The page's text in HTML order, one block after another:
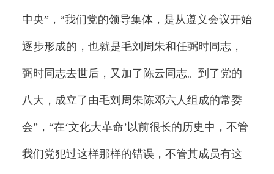
中央”，“我们党的领导集体，是从遵义会议开始
逐步形成的，也就是毛刘周朱和任弼时同志，
弼时同志去世后，又加了陈云同志。到了党的
八大，成立了由毛刘周朱陈邓六人组成的常委
会”，“在‘文化大革命’以前很长的历史中，不管
我们党犯过这样那样的错误，不管其成员有这